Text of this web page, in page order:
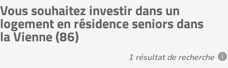
Vous souhaitez investir dans un
logement en résidence seniors dans
la Vienne (86)
1 résultat de recherche